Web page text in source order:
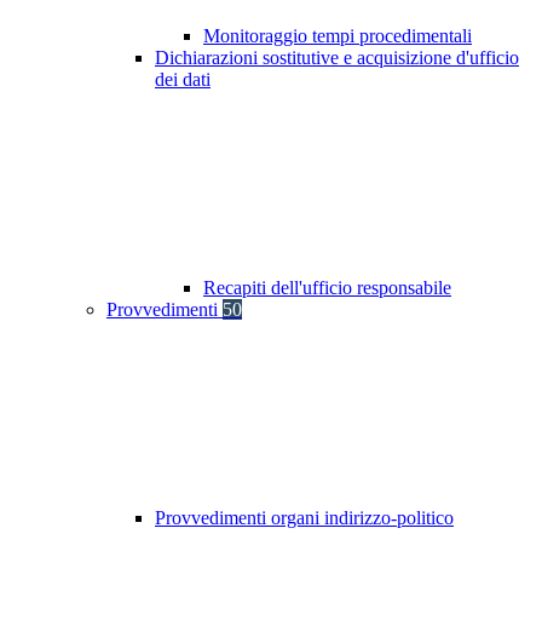
Monitoraggio tempi procedimentali
Dichiarazioni sostitutive e acquisizione d'ufficio
dei dati
Recapiti dell'ufficio responsabile
Provvedimenti 50
Provvedimenti organi indirizzo-politico